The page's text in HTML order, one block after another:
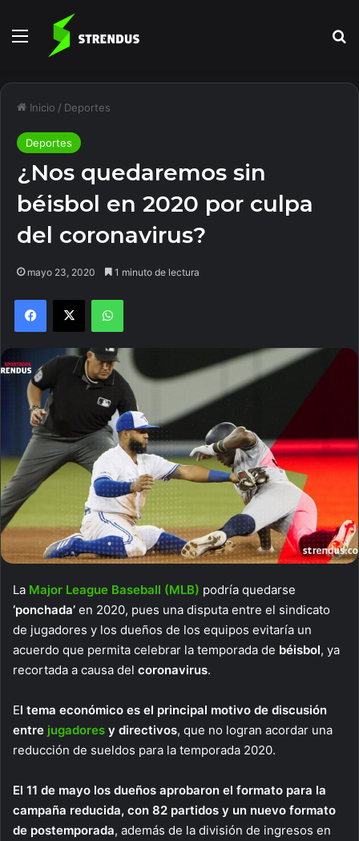
Menú
Inicio / Deportes
Deportes
¿Nos quedaremos sin
béisbol en 2020 por culpa
del coronavirus?
mayo 23, 2020 1 minuto de lectura
Facebook
X WhatsApp
La Major League Baseball (MLB) podría quedarse
‘ponchada’ en 2020, pues una disputa entre el sindicato
de jugadores y los dueños de los equipos evitaría un
acuerdo que permita celebrar la temporada de béisbol, ya
recortada a causa del coronavirus.
El tema económico es el principal motivo de discusión
entre jugadores y directivos, que no logran acordar una
reducción de sueldos para la temporada 2020.
El 11 de mayo los dueños aprobaron el formato para la
campaña reducida, con 82 partidos y un nuevo formato
de postemporada, además de la división de ingresos en